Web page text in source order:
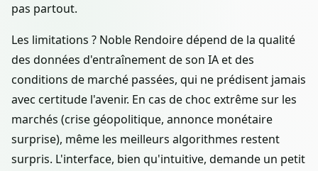
pas partout.
Les limitations ? Noble Rendoire dépend de la qualité
des données d'entraînement de son IA et des
conditions de marché passées, qui ne prédisent jamais
avec certitude l'avenir. En cas de choc extrême sur les
marchés (crise géopolitique, annonce monétaire
surprise), même les meilleurs algorithmes restent
surpris. L'interface, bien qu'intuitive, demande un petit